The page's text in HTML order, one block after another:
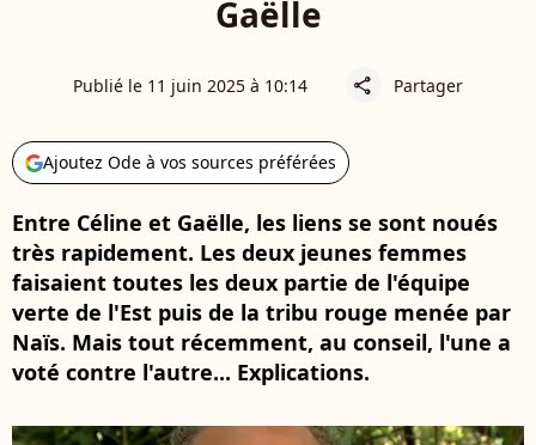
Gaëlle
Publié le 11 juin 2025 à 10:14 share Partager
Ajoutez Ode à vos sources préférées
Entre Céline et Gaëlle, les liens se sont noués
très rapidement. Les deux jeunes femmes
faisaient toutes les deux partie de l'équipe
verte de l'Est puis de la tribu rouge menée par
Naïs. Mais tout récemment, au conseil, l'une a
voté contre l'autre... Explications.